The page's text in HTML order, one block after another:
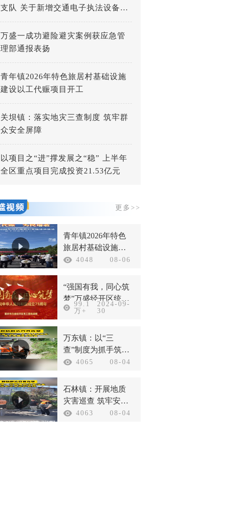
支队 关于新增交通电子执法设备的
公示
万盛一成功避险避灾案例获应急管
理部通报表扬
青年镇2026年特色旅居村基础设施
建设以工代赈项目开工
关坝镇：落实地灾三查制度 筑牢群
众安全屏障
以项目之“进”撑发展之“稳” 上半年
全区重点项目完成投资21.53亿元
更多>>
青年镇2026年特色
旅居村基础设施建
设以工代赈项目开
4048 08-06
“强国有我，同心筑
梦”万盛经开区统一
战线庆祝新中国成
99.1
万+
2024-09-
30
万东镇：以“三
查”制度为抓手筑牢
汛期安全防线
4065 08-04
石林镇：开展地质
灾害巡查 筑牢安全
防护底线
4063 08-04